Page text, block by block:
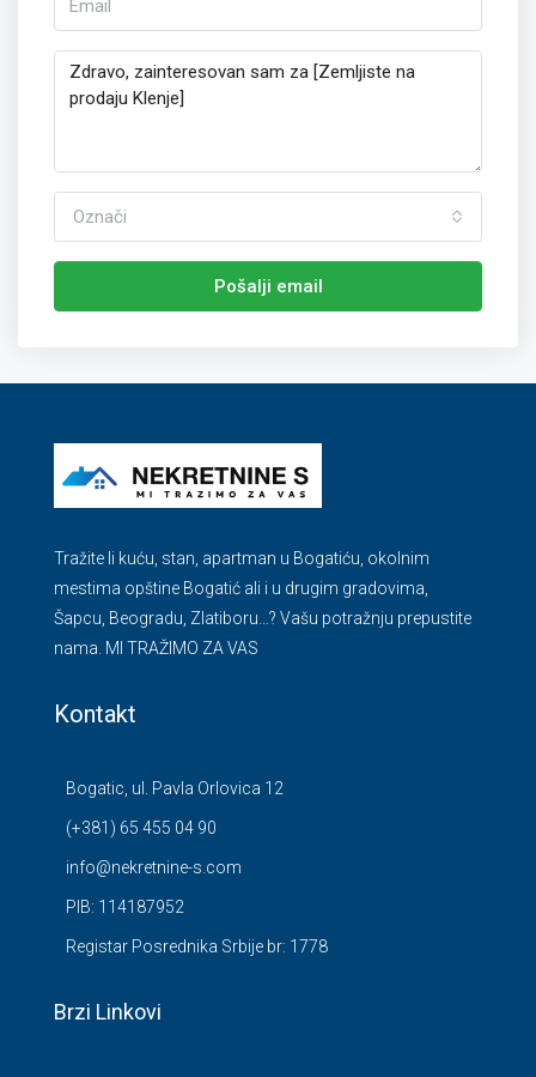
Označi
Pošalji email
Tražite li kuću, stan, apartman u Bogatiću, okolnim
mestima opštine Bogatić ali i u drugim gradovima,
Šapcu, Beogradu, Zlatiboru…? Vašu potražnju prepustite
nama. MI TRAŽIMO ZA VAS
Kontakt
Bogatic, ul. Pavla Orlovica 12
(+381) 65 455 04 90
info@nekretnine-s.com
PIB: 114187952
Registar Posrednika Srbije br: 1778
Brzi Linkovi